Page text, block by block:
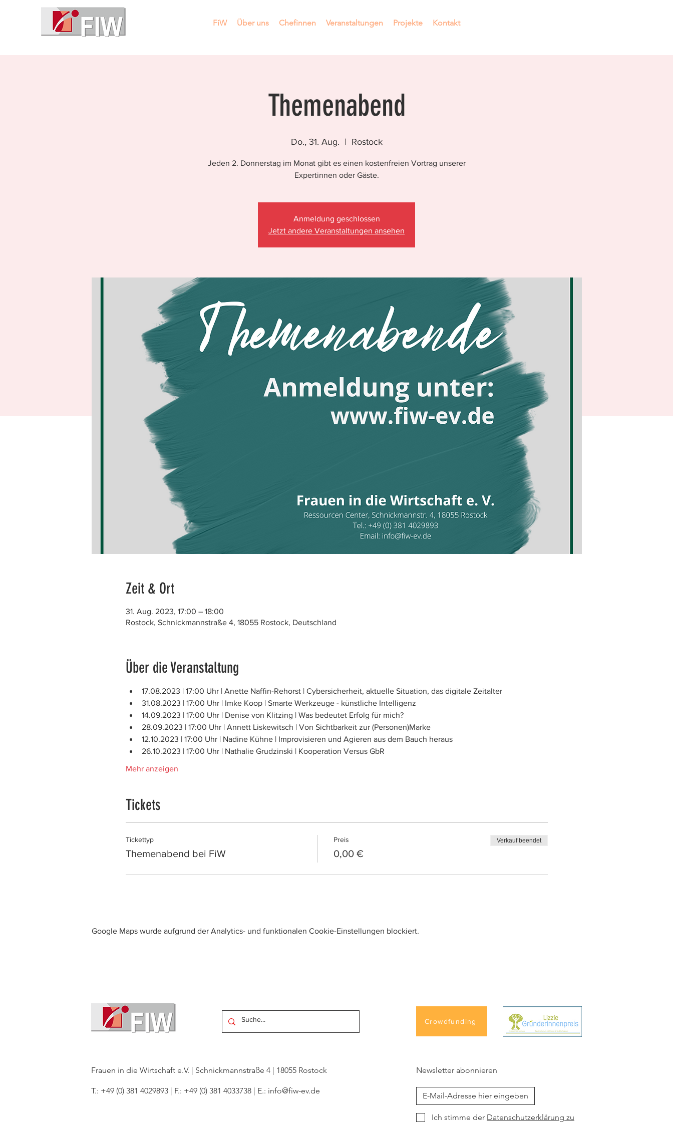
FiW Über uns Chefinnen Veranstaltungen Projekte Kontakt
Themenabend
Do., 31. Aug.
  |
Rostock
Jeden 2. Donnerstag im Monat gibt es einen kostenfreien Vortrag unserer
Expertinnen oder Gäste.
Anmeldung geschlossen
Jetzt andere Veranstaltungen ansehen
Zeit & Ort
31. Aug. 2023, 17:00 – 18:00
Rostock, Schnickmannstraße 4, 18055 Rostock, Deutschland
Über die Veranstaltung
17.08.2023 | 17:00 Uhr | Anette Naffin-Rehorst | Cybersicherheit, aktuelle Situation, das digitale Zeitalter
31.08.2023 | 17:00 Uhr | Imke Koop | Smarte Werkzeuge - künstliche Intelligenz
14.09.2023 | 17:00 Uhr | Denise von Klitzing | Was bedeutet Erfolg für mich?
28.09.2023 | 17:00 Uhr | Annett Liskewitsch | Von Sichtbarkeit zur (Personen)Marke
12.10.2023 | 17:00 Uhr | Nadine Kühne | Improvisieren und Agieren aus dem Bauch heraus
26.10.2023 | 17:00 Uhr | Nathalie Grudzinski | Kooperation Versus GbR
Mehr anzeigen
Tickets
Tickettyp
Themenabend bei FiW
Preis
0,00 €
Verkauf beendet
Google Maps wurde aufgrund der Analytics- und funktionalen Cookie-Einstellungen blockiert.
Frauen in die Wirtschaft e.V. | Schnickmannstraße 4 | 18055 Rostock
T.: +49 (0) 381 4029893 | F.: +49 (0) 381 4033738 | E.: info@fiw-ev.de
Crowdfunding
Newsletter abonnieren
Ich stimme der Datenschutzerklärung zu